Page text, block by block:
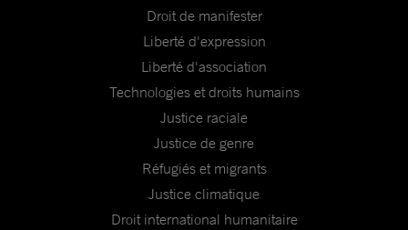
Droit de manifester
Liberté d'expression
Liberté d'association
Technologies et droits humains
Justice raciale
Justice de genre
Réfugiés et migrants
Justice climatique
Droit international humanitaire